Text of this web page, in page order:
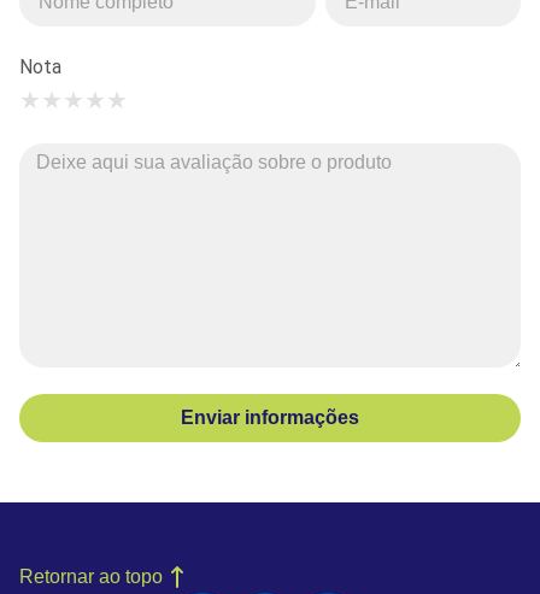
Nota
★
★
★
★
★
Enviar informações
Retornar ao topo